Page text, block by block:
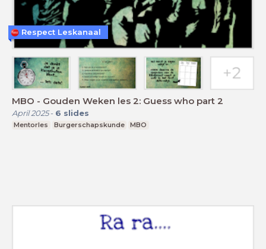
MBO - Gouden Weken les 2: Guess who part 2
April 2025- 6 slides
Mentorles Burgerschapskunde MBO
Respect Leskanaal